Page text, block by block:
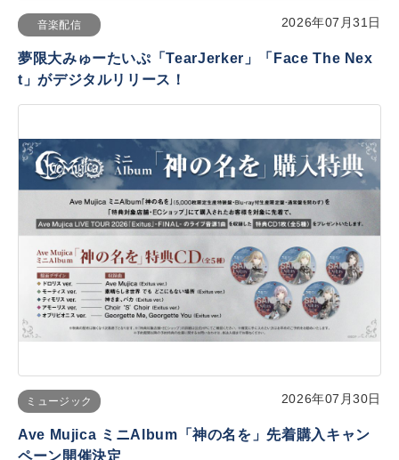
音楽配信 2026年07月31日
夢限大みゅーたいぷ「TearJerker」「Face The Nex
t」がデジタルリリース！
ミュージック 2026年07月30日
Ave Mujica ミニAlbum「神の名を」先着購入キャン
ペーン開催決定